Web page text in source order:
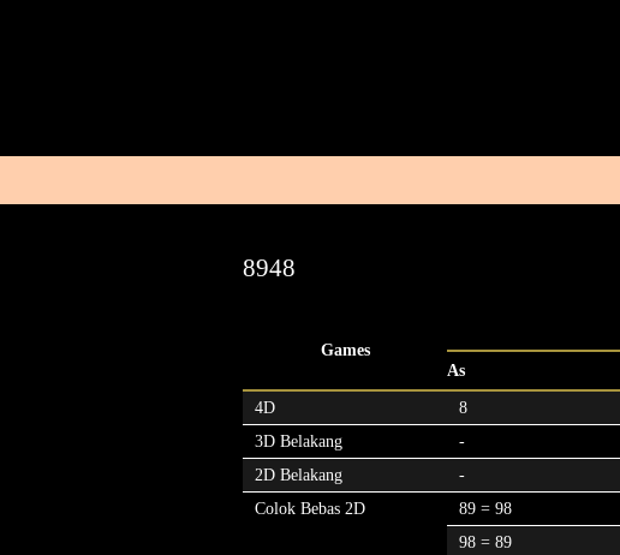
8948
Games
As
4D 8
3D Belakang
-
2D Belakang
-
Colok Bebas 2D
89 = 98
98 = 89